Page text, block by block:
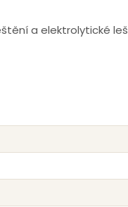
a elektrolytické